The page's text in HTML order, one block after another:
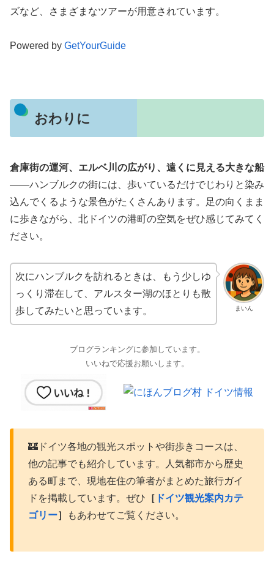
ズなど、さまざまなツアーが用意されています。
Powered by GetYourGuide
おわりに
倉庫街の運河、エルベ川の広がり、遠くに見える大きな船
——ハンブルクの街には、歩いているだけでじわりと染み
込んでくるような景色がたくさんあります。足の向くまま
に歩きながら、北ドイツの港町の空気をぜひ感じてみてく
ださい。
まいん
次にハンブルクを訪れるときは、もう少しゆ
っくり滞在して、アルスター湖のほとりも散
歩してみたいと思っています。
ブログランキングに参加しています。
いいねで応援お願いします。
🏰ドイツ各地の観光スポットや街歩きコースは、
他の記事でも紹介しています。人気都市から歴史
ある町まで、現地在住の筆者がまとめた旅行ガイ
ドを掲載しています。ぜひ ［ ドイツ観光案内カテ
ゴリー］ もあわせてご覧ください。